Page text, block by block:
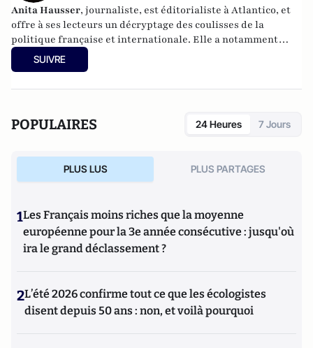
Anita Hausser, journaliste, est éditorialiste à Atlantico, et
offre à ses lecteurs un décryptage des coulisses de la
politique française et internationale. Elle a notamment
publiéSarkozy, itinéraire d'une ambition
l'Archipel, 2003). Elle a également réalisé les documentaires
SUIVRE
POPULAIRES 24 Heures 7 Jours
PLUS LUS PLUS PARTAGES
1Les Français moins riches que la moyenne
européenne pour la 3e année consécutive : jusqu'où
ira le grand déclassement ?
2L’été 2026 confirme tout ce que les écologistes
disent depuis 50 ans : non, et voilà pourquoi